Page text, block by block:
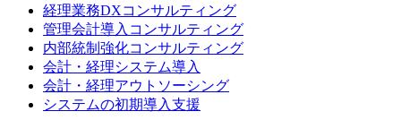
経理業務DXコンサルティング
管理会計導入コンサルティング
内部統制強化コンサルティング
会計・経理システム導入
会計・経理アウトソーシング
システムの初期導入支援